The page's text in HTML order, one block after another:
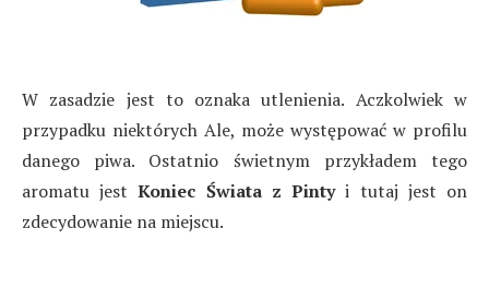
W zasadzie jest to oznaka utlenienia. Aczkolwiek w
przypadku niektórych Ale, może występować w profilu
danego piwa. Ostatnio świetnym przykładem tego
aromatu jestKoniec Świata z Pintyi tutaj jest on
zdecydowanie na miejscu.